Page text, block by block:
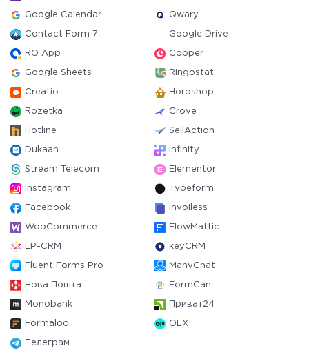
Google Calendar Qwary
Contact Form 7 Google Drive
RO App Copper
Google Sheets Ringostat
Creatio Horoshop
Rozetka Crove
Hotline SellAction
Dukaan Infinity
Stream Telecom Elementor
Instagram Typeform
Facebook Invoiless
WooCommerce FlowMattic
LP-CRM keyCRM
Fluent Forms Pro ManyChat
Нова Пошта FormCan
Monobank Приват24
Formaloo OLX
Телеграм